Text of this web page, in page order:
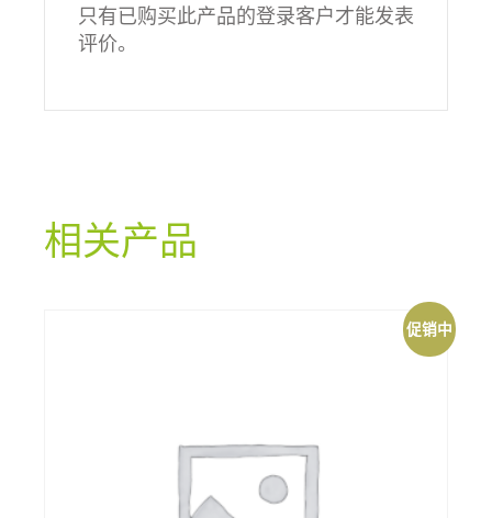
只有已购买此产品的登录客户才能发表
评价。
相关产品
促销中